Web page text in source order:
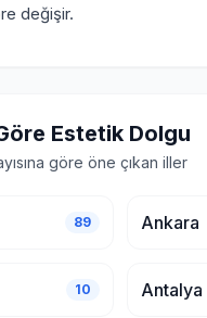
değişir.
Estetik Dolgu
göre öne çıkan iller
89 Ankara
10 Antalya